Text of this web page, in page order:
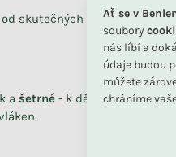
Ať se v
soubory
nás líbí a
údaje budou
můžete
chráníme
skutečných barev v
a šetrné - k dětem i k